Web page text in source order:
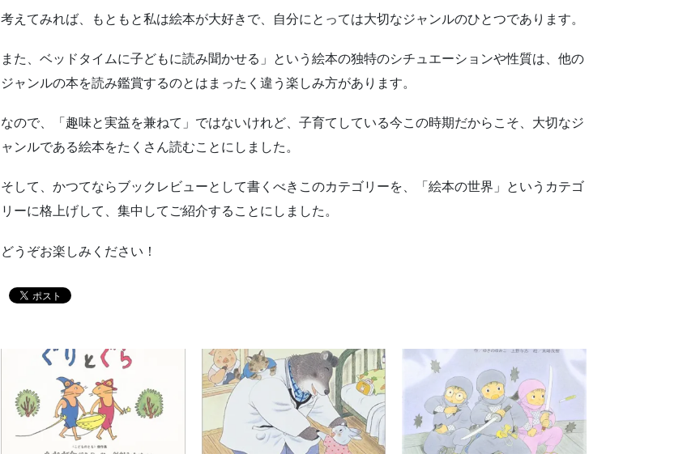
考えてみれば、もともと私は絵本が大好きで、自分にとっては大切なジャンルのひとつであります。
また、ベッドタイムに子どもに読み聞かせる」という絵本の独特のシチュエーションや性質は、他の
ジャンルの本を読み鑑賞するのとはまったく違う楽しみ方があります。
なので、「趣味と実益を兼ねて」ではないけれど、子育てしている今この時期だからこそ、大切なジ
ャンルである絵本をたくさん読むことにしました。
そして、かつてならブックレビューとして書くべきこのカテゴリーを、「絵本の世界」というカテゴ
リーに格上げして、集中してご紹介することにしました。
どうぞお楽しみください！